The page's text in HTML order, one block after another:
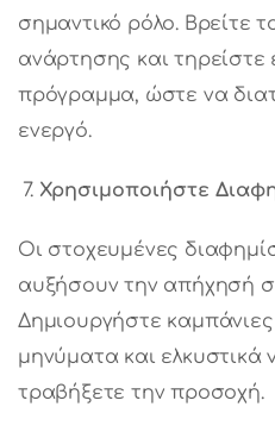
σημαντικό ρόλο. Βρείτε
ανάρτησης και
πρόγραμμα, ώστε να
ενεργό.
Χρησιμοποιήστε
Οι στοχευμένες
αυξήσουν την απήχησή
Δημιουργήστε
μηνύματα και ελκυστικά
τραβήξετε την προσοχή.